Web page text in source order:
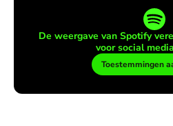
De weergave van Spotify
voor social
Toestemmingen